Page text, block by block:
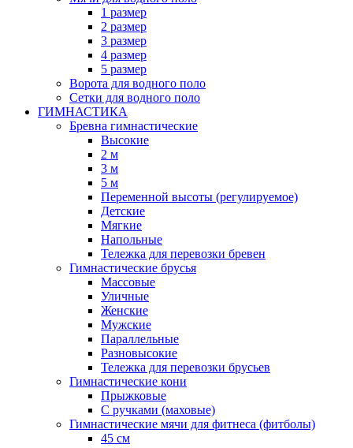
1 размер
2 размер
3 размер
4 размер
5 размер
Ворота для водного поло
Сетки для водного поло
ГИМНАСТИКА
Бревна гимнастические
Высокие
2 м
3 м
5 м
Переменной высоты (регулируемое)
Детские
Мягкие
Напольные
Тележка для перевозки бревен
Гимнастические брусья
Массовые
Уличные
Женские
Мужские
Параллельные
Разновысокие
Тележка для перевозки брусьев
Гимнастические кони
Прыжковые
С ручками (маховые)
Гимнастические мячи для фитнеса (фитболы)
45 см